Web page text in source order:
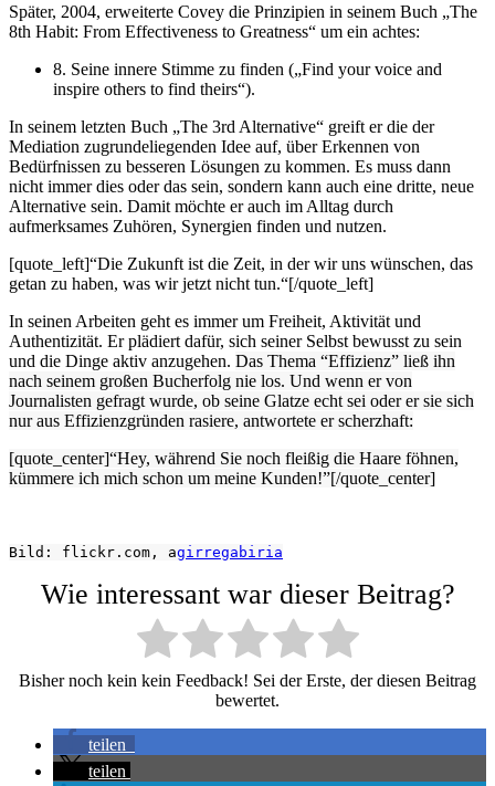
Später, 2004, erweiterte Covey die Prinzipien in seinem Buch „The
8th Habit: From Effectiveness to Greatness“ um ein achtes:
8. Seine innere Stimme zu finden („Find your voice and
inspire others to find theirs“).
In seinem letzten Buch „The 3rd Alternative“ greift er die der
Mediation zugrundeliegenden Idee auf, über Erkennen von
Bedürfnissen zu besseren Lösungen zu kommen. Es muss dann
nicht immer dies oder das sein, sondern kann auch eine dritte, neue
Alternative sein. Damit möchte er auch im Alltag durch
aufmerksames Zuhören, Synergien finden und nutzen.
[quote_left]“Die Zukunft ist die Zeit, in der wir uns wünschen, das
getan zu haben, was wir jetzt nicht tun.“[/quote_left]
In seinen Arbeiten geht es immer um Freiheit, Aktivität und
Authentizität. Er plädiert dafür, sich seiner Selbst bewusst zu sein
und die Dinge aktiv anzugehen. Das Thema “Effizienz” ließ ihn
nach seinem großen Bucherfolg nie los. Und wenn er von
Journalisten gefragt wurde, ob seine Glatze echt sei oder er sie sich
nur aus Effizienzgründen rasiere, antwortete er scherzhaft:
[quote_center]“Hey, während Sie noch fleißig die Haare föhnen,
kümmere ich mich schon um meine Kunden!”[/quote_center]
Bild: flickr.com, agirregabiria
Wie interessant war dieser Beitrag?
Bisher noch kein kein Feedback! Sei der Erste, der diesen Beitrag
bewertet.
teilen
teilen